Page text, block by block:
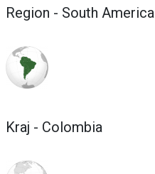
Region - South America
Kraj - Colombia